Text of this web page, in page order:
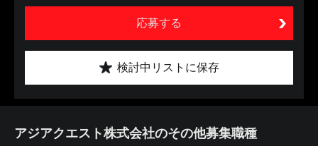
応募する
検討中リストに保存
アジアクエスト株式会社のその他募集職種